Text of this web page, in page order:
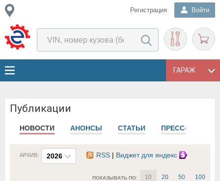
Регистрация Войти
ГАРАЖ
Публикации
НОВОСТИ АНОНСЫ СТАТЬИ ПРЕСС-РЕЛИЗЫ
2026
АРХИВ: RSS | Виджет для яндекс
ПОКАЗЫВАТЬ ПО: 10 20 50 100